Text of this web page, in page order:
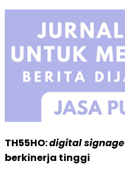
TH55HO:digital signage
berkinerja tinggi